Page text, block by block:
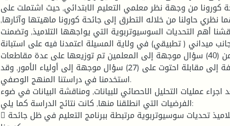
من وجهة نظر معلمي التعليم الابتدائي, حيث اشتملت على
نظري حاولنا من خلاله التطرق إلى جائحة كورونا ماهيتها وآثارها,
أهم التحديات السوسيوتربوية التي يواجهها التلاميذ, وتضمنت
ميداني ( تطبيقي) في ولاية المسيلة اعتمدنا فيه على استبانة
تكونت من (40) سؤال موجهة إلى المعلمين تم توزيعها على عدة مقاطعات
تربوية بالإضافة إلى مقابلة احتوت على (27) سؤال موجهة إلى أولياء الأمور, وقد
استخدمنا في دراستنا المنهج الوصفي.
اجراء عمليات التحليل الاحصائي للبيانات, ومناقشة البيانات في ضوء
الفرضيات التي انطلقنا منها, كانت نتائج الدراسة كما يلي:
 واجه التلاميذ تحديات سوسيوتربوية مرتبطة ببرنامج التعليم في ظل جائحة